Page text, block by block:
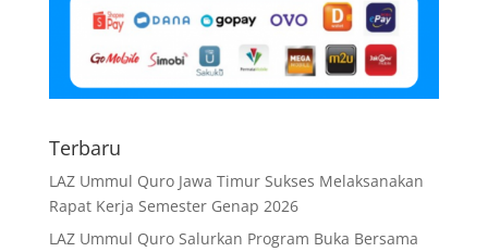
Terbaru
LAZ Ummul Quro Jawa Timur Sukses Melaksanakan
Rapat Kerja Semester Genap 2026
LAZ Ummul Quro Salurkan Program Buka Bersama